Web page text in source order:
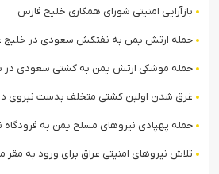
بازآرایی امنیتی شورای همکاری خلیج فارس
حمله ارتش یمن به نفتکش سعودی در خلیج
حمله موشکی ارتش یمن به کشتی سعودی در
غرق شدن اولین کشتی متخلف بدست نیروی
حمله پهپادی نیروهای مسلح یمن به فرودگاه
تلاش نیروهای امنیتی عراق برای ورود به